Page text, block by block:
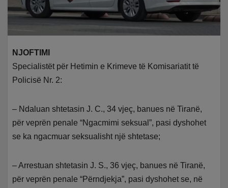
NJOFTIMI
Specialistët për Hetimin e Krimeve të Komisariatit të
Policisë Nr. 2:
– Ndaluan shtetasin J. C., 34 vjeç, banues në Tiranë,
për veprën penale “Ngacmimi seksual”, pasi dyshohet
se ka ngacmuar seksualisht një shtetase;
– Arrestuan shtetasin J. S., 36 vjeç, banues në Tiranë,
për veprën penale “Përndjekja”, pasi dyshohet se, në